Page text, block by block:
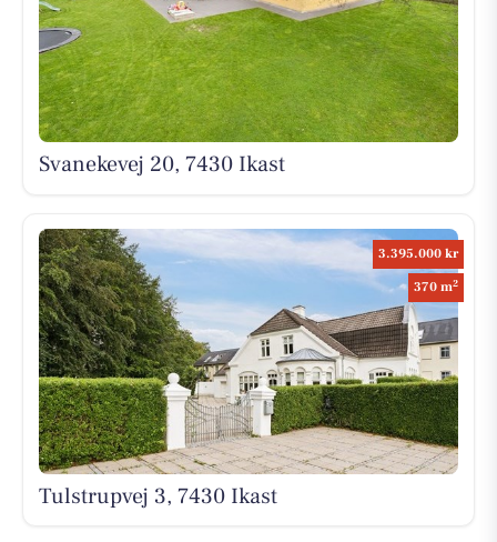
Svanekevej 20, 7430 Ikast
3.395.000 kr
370 m2
Tulstrupvej 3, 7430 Ikast